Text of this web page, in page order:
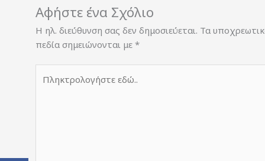
Αφήστε ένα Σχόλιο
Η ηλ. διεύθυνση σας δεν δημοσιεύεται. Τα
πεδία σημειώνονται με *
εδώ..